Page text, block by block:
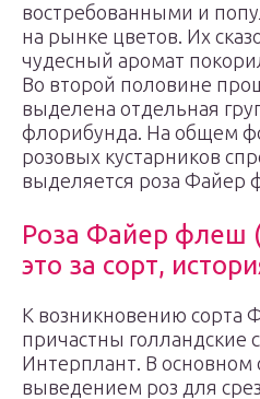
востребованными и
на рынке цветов. Их
чудесный аромат
Во второй половине
выделена отдельная
флорибунда. На общем
розовых кустарников
выделяется роза Файер
Роза Файер флеш
это за сорт,
К возникновению сорта
причастны
Интерплант. В основном
выведением роз для